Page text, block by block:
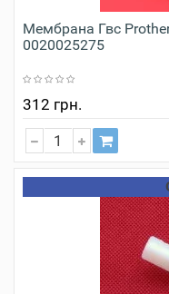
Мембрана Гвс
0020025275
312 грн.